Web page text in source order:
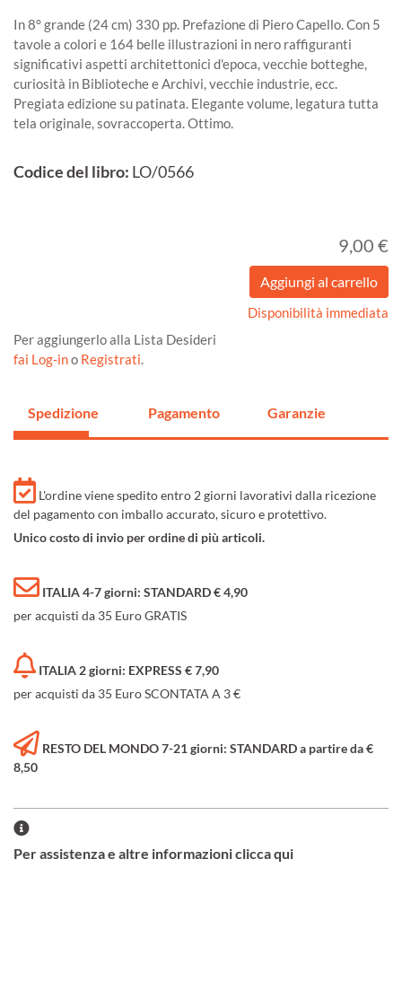
In 8° grande (24 cm) 330 pp. Prefazione di Piero Capello. Con 5
tavole a colori e 164 belle illustrazioni in nero raffiguranti
significativi aspetti architettonici d'epoca, vecchie botteghe,
curiosità in Biblioteche e Archivi, vecchie industrie, ecc.
Pregiata edizione su patinata. Elegante volume, legatura tutta
tela originale, sovraccoperta. Ottimo.
Codice del libro: LO/0566
9,00 €
Disponibilità immediata
Per aggiungerlo alla Lista Desideri
fai Log-ino Registrati.
Spedizione Pagamento Garanzie
L'ordine viene spedito entro 2 giorni lavorativi dalla ricezione
del pagamento con imballo accurato, sicuro e protettivo.
Unico costo di invio per ordine di più articoli.
ITALIA 4-7 giorni: STANDARD € 4,90
per acquisti da 35 Euro GRATIS
ITALIA 2 giorni: EXPRESS € 7,90
per acquisti da 35 Euro SCONTATA A 3 €
RESTO DEL MONDO 7-21 giorni: STANDARD a partire da €
8,50
Per assistenza e altre informazioni clicca qui